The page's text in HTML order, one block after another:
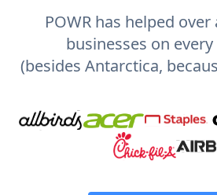
POWR has helped
businesses on
(besides Antarctica,